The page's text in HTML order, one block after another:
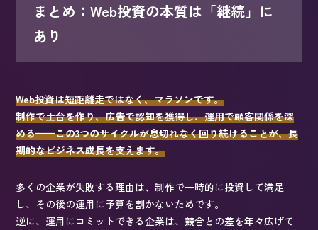
まとめ：Web投資の本質は「継続」に
あり
Web投資は短距離走ではなく、マラソンです。
制作で土台を作り、広告で認知を獲得し、運用で顧客関係を深
める——この3つのサイクルが息切れなく回り続けることが、長
期的なビジネス成長を支えます。
多くの企業が失敗する理由は、制作で一時的に投資して満足
し、その後の運用に予算を割かないためです。
逆に、運用にコミットできる企業は、競合との差を年々広げて